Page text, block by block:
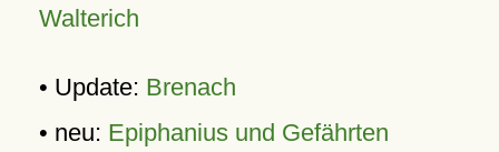
Walterich
• Update: Brenach
• neu: Epiphanius und Gefährten